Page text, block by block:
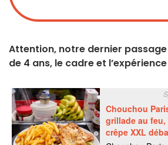
Attention, notre dernier
de 4 ans, le cadre et